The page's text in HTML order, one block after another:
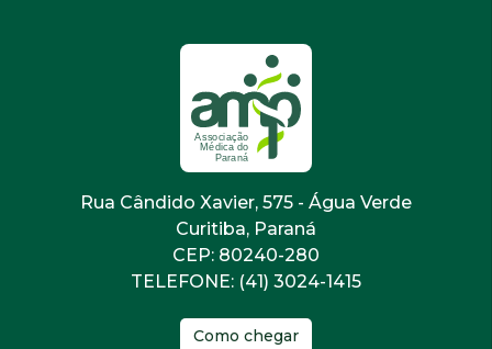
Rua Cândido Xavier, 575 - Água Verde
Curitiba, Paraná
CEP: 80240-280
TELEFONE: (41) 3024-1415
Como chegar